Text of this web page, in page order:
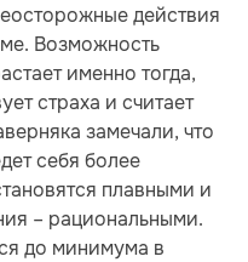
действия
Возможность
именно тогда,
страха и считает
замечали, что
себя более
плавными и
– рациональными.
до минимума в